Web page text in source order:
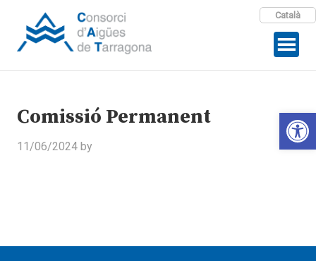
Català
Comissió Permanent
11/06/2024 by